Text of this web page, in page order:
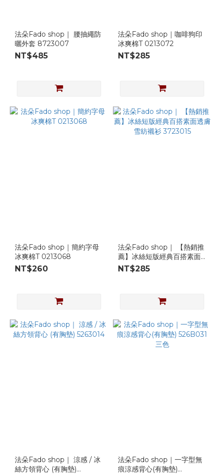
法朵Fado shop｜ 腰抽繩防
曬外套 8723007
NT$485
法朵Fado shop｜咖啡狗印
冰爽棉T 0213072
NT$285
法朵Fado shop｜簡約字母
冰爽棉T 0213068
NT$260
法朵Fado shop｜ 【熱銷推
薦】冰絲短版經典百搭素面
透膚雪紡襯衫 3723015
NT$285
法朵Fado shop｜ 涼感 / 冰
絲方領背心 (有胸墊)
法朵Fado shop｜一字型無
痕涼感背心(有胸墊)